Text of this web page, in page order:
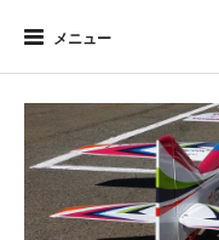
メニュー